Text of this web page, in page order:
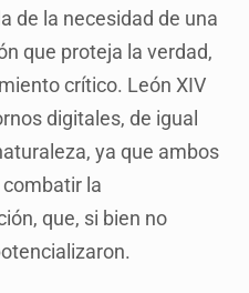
de la necesidad de una
que proteja la verdad,
crítico. León XIV
digitales, de igual
ya que ambos
la
que, si bien no